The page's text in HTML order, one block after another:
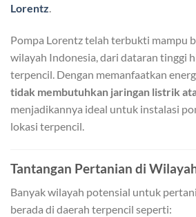
Lorentz.
Pompa Lorentz telah terbukti mampu
wilayah Indonesia, dari dataran tinggi
terpencil. Dengan memanfaatkan
tidak membutuhkan jaringan listrik
menjadikannya ideal untuk instalasi
lokasi terpencil.
Tantangan Pertanian di
Banyak wilayah potensial untuk
berada di daerah terpencil seperti: